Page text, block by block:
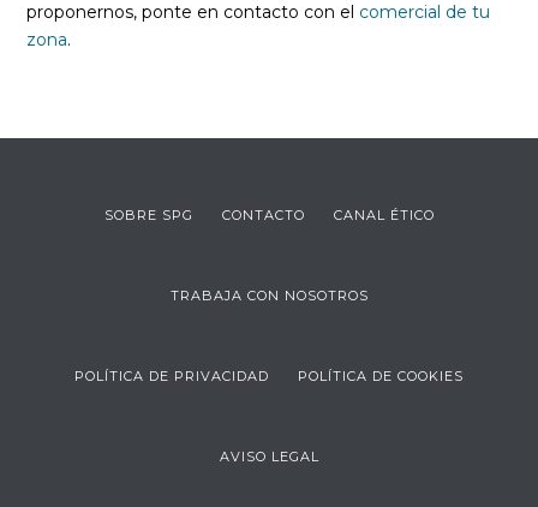
proponernos, ponte en contacto con el comercial de tu
zona.
SOBRE SPG CONTACTO CANAL ÉTICO
TRABAJA CON NOSOTROS
POLÍTICA DE PRIVACIDAD POLÍTICA DE COOKIES
AVISO LEGAL